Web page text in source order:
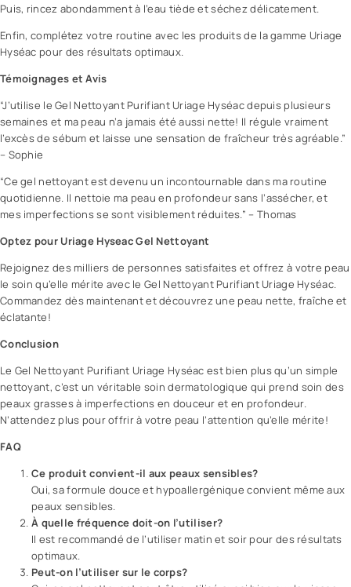
P
u
r
f
i
a
n
t
S
p
é
c
a
l
e
m
e
t
f
o
m
Puis, rincez abondamment à l’eau tiède et séchez délicatement.
Enfin, complétez votre routine avec les produits de la gamme Uriage
Hyséac pour des résultats optimaux.
Témoignages et Avis
“J’utilise le Gel Nettoyant Purifiant Uriage Hyséac depuis plusieurs
semaines et ma peau n’a jamais été aussi nette! Il régule vraiment
l’excès de sébum et laisse une sensation de fraîcheur très agréable.”
– Sophie
“Ce gel nettoyant est devenu un incontournable dans ma routine
quotidienne. Il nettoie ma peau en profondeur sans l’assécher, et
mes imperfections se sont visiblement réduites.” – Thomas
Optez pour Uriage Hyseac Gel Nettoyant
Rejoignez des milliers de personnes satisfaites et offrez à votre peau
le soin qu’elle mérite avec le Gel Nettoyant Purifiant Uriage Hyséac.
Commandez dès maintenant et découvrez une peau nette, fraîche et
éclatante!
Conclusion
Le Gel Nettoyant Purifiant Uriage Hyséac est bien plus qu’un simple
nettoyant, c’est un véritable soin dermatologique qui prend soin des
peaux grasses à imperfections en douceur et en profondeur.
N’attendez plus pour offrir à votre peau l’attention qu’elle mérite!
FAQ
Ce produit convient-il aux peaux sensibles?
Oui, sa formule douce et hypoallergénique convient même aux
peaux sensibles.
À quelle fréquence doit-on l’utiliser?
Il est recommandé de l’utiliser matin et soir pour des résultats
optimaux.
Peut-on l’utiliser sur le corps?